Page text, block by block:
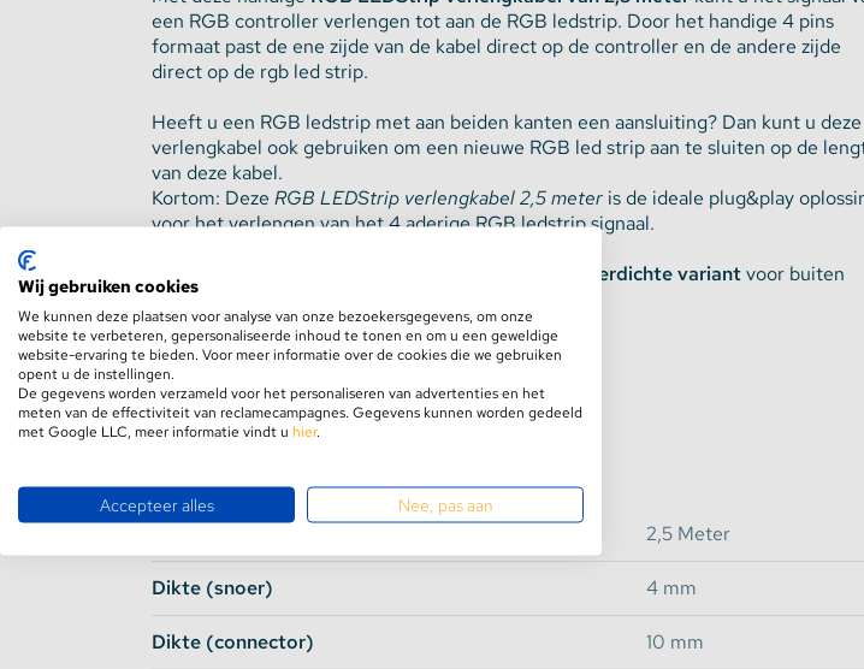
WLED Compatible
Batterijen
een RGB controller verlengen tot aan de RGB ledstrip. Door het handige 4 pins
formaat past de ene zijde van de kabel direct op de controller en de andere zijde
direct op de rgb led strip.
Heeft u een RGB ledstrip met aan beiden kanten een aansluiting? Dan kunt u deze
verlengkabel ook gebruiken om een nieuwe RGB led strip aan te sluiten op de
van deze kabel.
Kortom: Deze RGB LEDStrip verlengkabel 2,5 meter is de ideale plug&play
voor het verlengen van het 4 aderige RGB ledstrip signaal.
Nieuw:
spatwaterdichte variantvoor buiten
gebruik!
Specificaties
2,5 Meter
Dikte (snoer) 4 mm
Dikte (connector) 10 mm
Wij gebruiken cookies
We kunnen deze plaatsen voor analyse van onze bezoekersgegevens, om onze
website te verbeteren, gepersonaliseerde inhoud te tonen en om u een geweldige
website-ervaring te bieden. Voor meer informatie over de cookies die we gebruiken
opent u de instellingen.
De gegevens worden verzameld voor het personaliseren van advertenties en het
meten van de effectiviteit van reclamecampagnes. Gegevens kunnen worden gedeeld
met Google LLC, meer informatie vindt u hier.
Accepteer alles Nee, pas aan